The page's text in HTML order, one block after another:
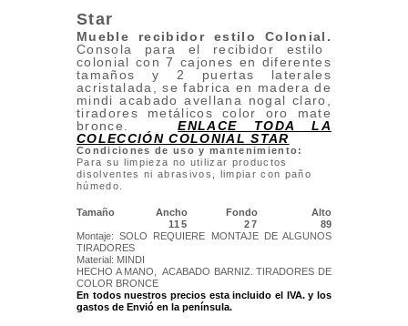
Star
Mueble recibidor estilo Colonial.
Consola para el recibidor estilo
colonial con 7 cajones en diferentes
tamaños y 2 puertas laterales
acristalada, se fabrica en madera de
mindi acabado avellana nogal claro,
tiradores metálicos color oro mate
bronce.
ENLACE TODA LA
COLECCIÓN COLONIAL STAR
Condiciones de uso y mantenimiento:
Para su limpieza no utilizar productos
disolventes ni abrasivos, limpiar con paño
húmedo.
Tamaño Ancho Fondo
Alto
115
27
89
Montaje: SOLO REQUIERE MONTAJE DE ALGUNOS
TIRADORES
Material: MINDI
HECHO A MANO, ACABADO BARNIZ. TIRADORES DE
COLOR BRONCE
En todos nuestros precios esta incluido el IVA. y los
gastos de Envió en la península.